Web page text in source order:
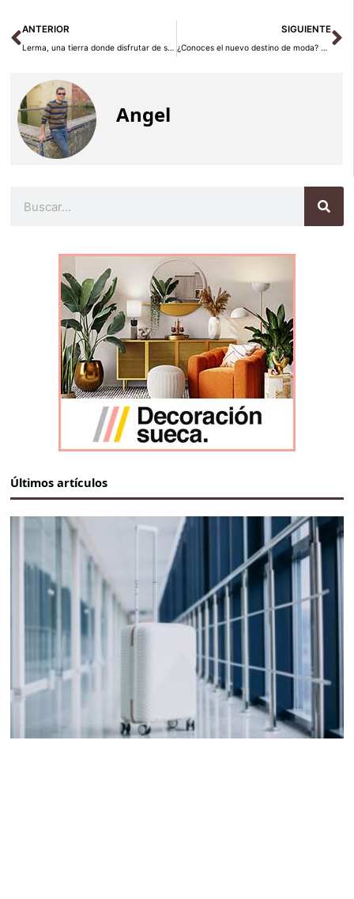
Ant
ANTERIOR
Lerma, una tierra donde disfrutar de seres celestiales y placeres terrenales
SIGUIENTE
¿Conoces el nuevo destino de moda? Viaja a Muscat
Angel
Últimos artículos